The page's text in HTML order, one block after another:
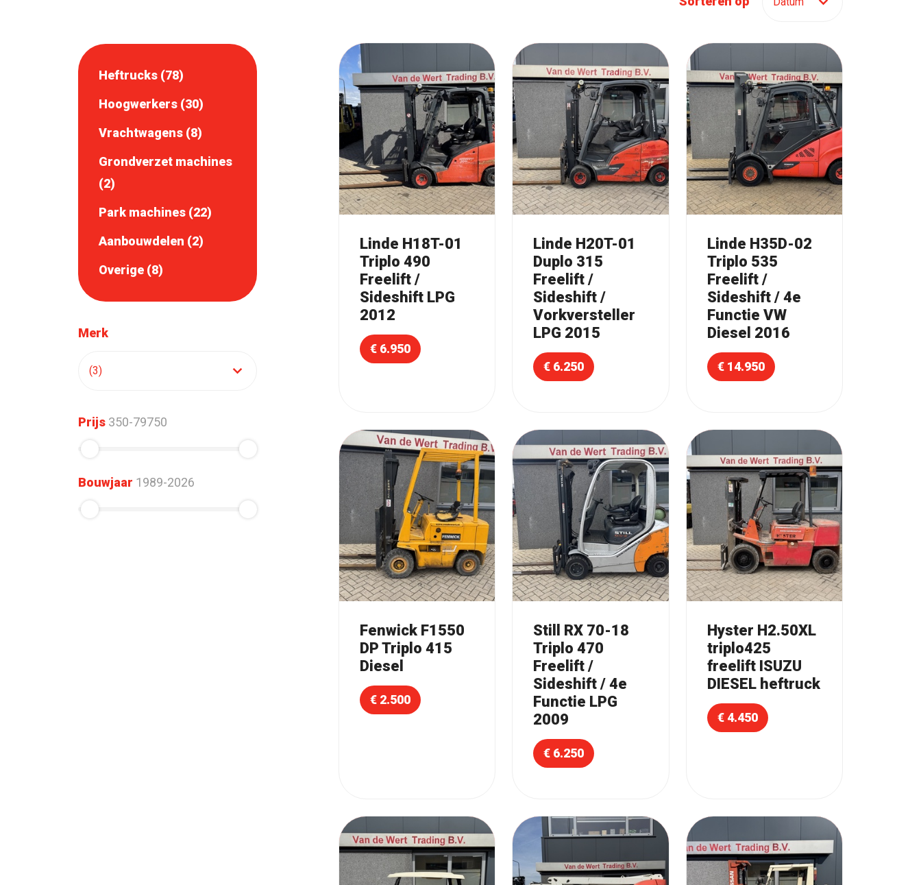
Heftrucks (78)
Hoogwerkers (30)
Vrachtwagens (8)
Grondverzet machines
(2)
Park machines (22)
Aanbouwdelen (2)
Overige (8)
Merk
Prijs 350-79750
Bouwjaar 1989-2026
Linde H18T-01
Triplo 490
Freelift /
Sideshift LPG
2012
€ 6.950
Linde H20T-01
Duplo 315
Freelift /
Sideshift /
Vorkversteller
LPG 2015
€ 6.250
Linde H35D-02
Triplo 535
Freelift /
Sideshift / 4e
Functie VW
Diesel 2016
€ 14.950
Fenwick F1550
DP Triplo 415
Diesel
€ 2.500
Still RX 70-18
Triplo 470
Freelift /
Sideshift / 4e
Functie LPG
2009
€ 6.250
Hyster H2.50XL
triplo425
freelift ISUZU
DIESEL heftruck
€ 4.450